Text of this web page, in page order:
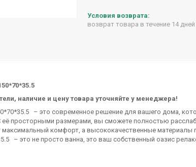
возврат товара в течение 14 дней
наличие и цену товара уточняйте у менеджера!
– это современное решение для вашего дома,
её просторными размерами, вы сможете полностью
комфорт, а высококачественные материалы
– это не просто ванна, это ваш собственный оазис